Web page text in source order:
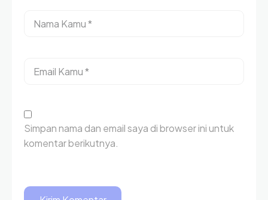
Simpan nama dan email saya di browser ini untuk
komentar berikutnya.